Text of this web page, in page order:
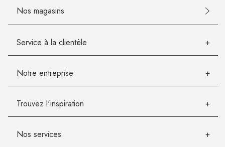
Nos magasins
Service à la clientèle
Notre entreprise
Trouvez l'inspiration
Nos services